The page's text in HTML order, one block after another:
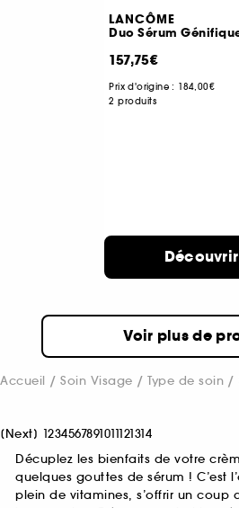
LANCÔME
Duo Sérum
157,75€
Prix d'origine : 184,00€
2 produits
Découvrir
Voir plus de
Accueil Soin Visage Type de soin
[Next] 1234567891011121314
Décuplez les bienfaits de votre
quelques gouttes de sérum ! C’est
plein de vitamines, s’offrir un coup